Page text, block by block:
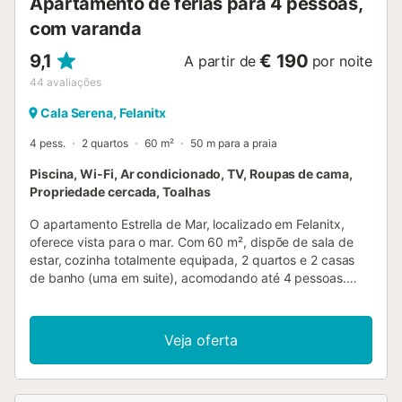
com varanda
9,1
44 avaliações
A partir de € 190 por noite
Cala Serena, Felanitx
4 pess. 2 quartos 60 m² 50 m para a praia
Piscina, Wi-Fi, Ar condicionado, TV, Roupas de cama,
Propriedade cercada, Toalhas
O apartamento Estrella de Mar, localizado em Felanitx,
oferece vista para o mar. Com 60 m², dispõe de sala de
estar, cozinha totalmente equipada, 2 quartos e 2 casas
de banho (uma em suite), acomodando até 4 pessoas.
roupa. No exterior privado, encontram uma varanda
coberta. Existe ainda uma área exterior partilhada com
piscina e duche ao ar livre. Os transportes públicos estão a
curta distância a pé. Podem estacionar gratuitamente na
Veja oferta